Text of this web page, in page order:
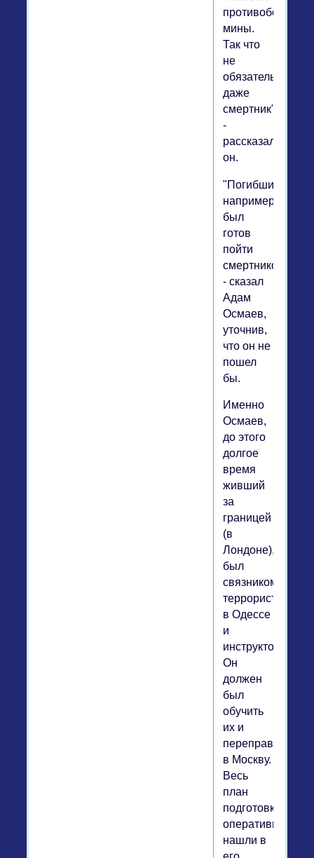
противобортные
мины.
Так что
не
обязательно
даже
смертник",
-
рассказал
он.
"Погибший,
например,
был
готов
пойти
смертником",
- сказал
Адам
Осмаев,
уточнив,
что он не
пошел
бы.
Именно
Осмаев,
до этого
долгое
время
живший
за
границей
(в
Лондоне),
был
связником
террористов
в Одессе
и
инструктором.
Он
должен
был
обучить
их и
переправить
в Москву.
Весь
план
подготовки
оперативники
нашли в